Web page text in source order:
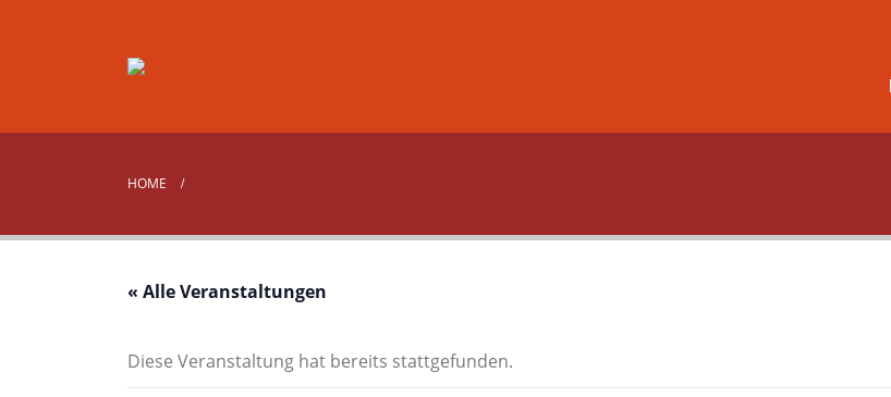
HOME
« Alle Veranstaltungen
Diese Veranstaltung hat bereits stattgefunden.